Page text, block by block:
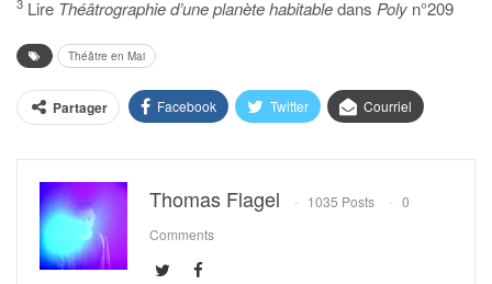
3 Lire Théâtrographie d’une planète habitabledans Poly n°209
Théâtre en Mai
Partager Facebook Twitter Courriel
Thomas Flagel 1035 Posts
0
Comments